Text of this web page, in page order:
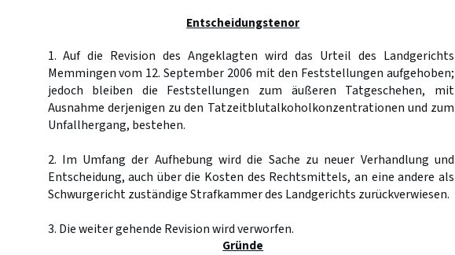
Entscheidungstenor
1. Auf die Revision des Angeklagten wird das Urteil des Landgerichts
Memmingen vom 12. September 2006 mit den Feststellungen aufgehoben;
jedoch bleiben die Feststellungen zum äußeren Tatgeschehen, mit
Ausnahme derjenigen zu den Tatzeitblutalkoholkonzentrationen und zum
Unfallhergang, bestehen.
2. Im Umfang der Aufhebung wird die Sache zu neuer Verhandlung und
Entscheidung, auch über die Kosten des Rechtsmittels, an eine andere als
Schwurgericht zuständige Strafkammer des Landgerichts zurückverwiesen.
3. Die weiter gehende Revision wird verworfen.
Gründe